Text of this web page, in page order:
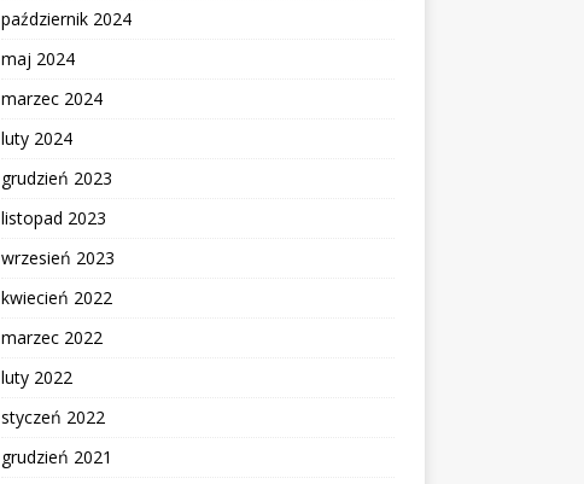
październik 2024
maj 2024
marzec 2024
luty 2024
grudzień 2023
listopad 2023
wrzesień 2023
kwiecień 2022
marzec 2022
luty 2022
styczeń 2022
grudzień 2021